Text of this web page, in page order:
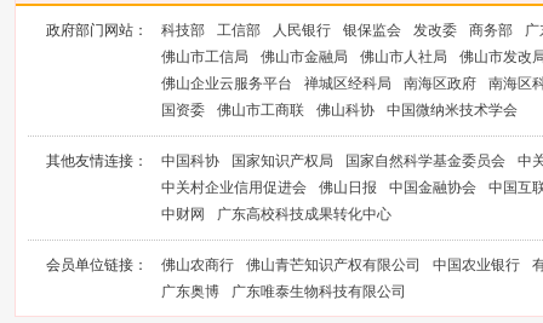
政府部门网站： 科技部 工信部 人民银行 银保监会 发改委 商务部
广
佛山市工信局
佛山市金融局 佛山市人社局
佛山市发改
佛山企业云服务平台
禅城区经科局 南海区政府
南海区
国资委
佛山市工商联 佛山科协 中国微纳米技术学会
其他友情连接： 中国科协 国家知识产权局 国家自然科学基金委员会
中
中关村企业信用促进会
佛山日报 中国金融协会
中国互
中财网
广东高校科技成果转化中心
会员单位链接： 佛山农商行 佛山青芒知识产权有限公司 中国农业银行
广东奥博
广东唯泰生物科技有限公司